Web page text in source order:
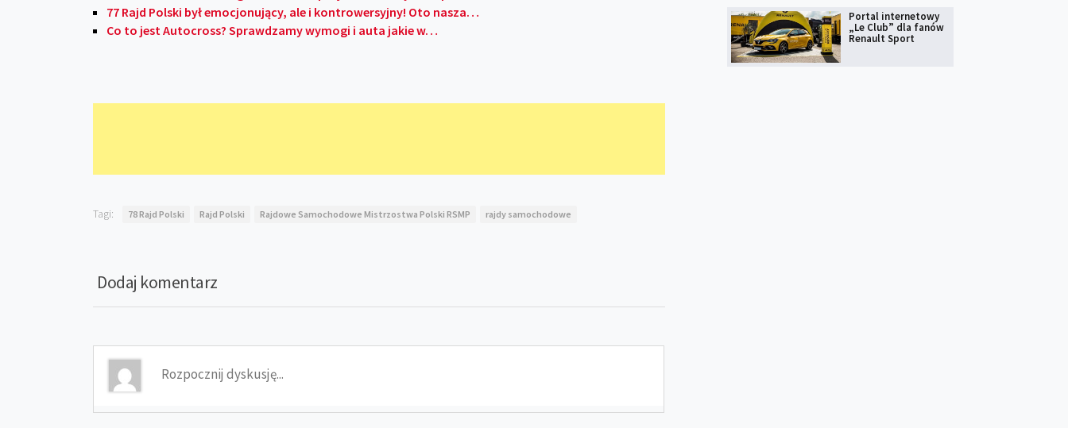
77 Rajd Polski był emocjonujący, ale i kontrowersyjny! Oto nasza…
Co to jest Autocross? Sprawdzamy wymogi i auta jakie w…
Tagi: 78 Rajd Polski Rajd Polski Rajdowe Samochodowe Mistrzostwa Polski RSMP rajdy samochodowe
Dodaj komentarz
Portal internetowy
„Le Club” dla fanów
Renault Sport